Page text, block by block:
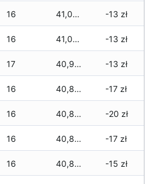
16 41,005 zł -13 zł
16 41,005 zł -13 zł
17 40,950 zł -13 zł
16 40,850 zł -17 zł
16 40,850 zł -20 zł
16 40,850 zł -17 zł
16 40,850 zł -15 zł